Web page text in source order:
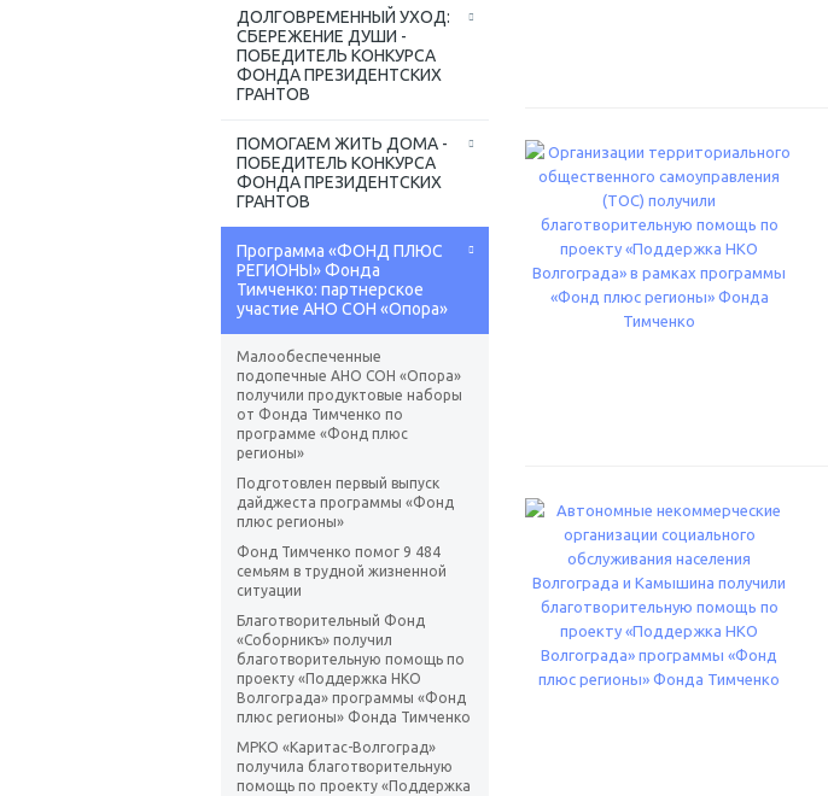
ДОЛГОВРЕМЕННЫЙ УХОД:
СБЕРЕЖЕНИЕ ДУШИ -
ПОБЕДИТЕЛЬ КОНКУРСА
ФОНДА ПРЕЗИДЕНТСКИХ
ГРАНТОВ
ПОМОГАЕМ ЖИТЬ ДОМА -
ПОБЕДИТЕЛЬ КОНКУРСА
ФОНДА ПРЕЗИДЕНТСКИХ
ГРАНТОВ
Программа «ФОНД ПЛЮС
РЕГИОНЫ» Фонда
Тимченко: партнерское
участие АНО СОН «Опора»
Малообеспеченные
подопечные АНО СОН «Опора»
получили продуктовые наборы
от Фонда Тимченко по
программе «Фонд плюс
регионы»
Подготовлен первый выпуск
дайджеста программы «Фонд
плюс регионы»
Фонд Тимченко помог 9 484
семьям в трудной жизненной
ситуации
Благотворительный Фонд
«Соборникъ» получил
благотворительную помощь по
проекту «Поддержка НКО
Волгограда» программы «Фонд
плюс регионы» Фонда Тимченко
МРКО «Каритас-Волгоград»
получила благотворительную
помощь по проекту «Поддержка